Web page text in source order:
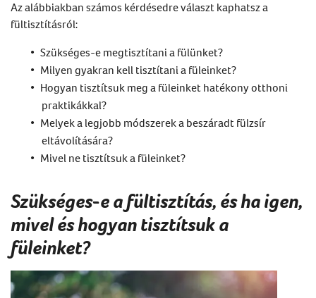
Az alábbiakban számos kérdésedre választ kaphatsz a
fültisztításról:
Szükséges-e megtisztítani a fülünket?
Milyen gyakran kell tisztítani a füleinket?
Hogyan tisztítsuk meg a füleinket hatékony otthoni
praktikákkal?
Melyek a legjobb módszerek a beszáradt fülzsír
eltávolítására?
Mivel ne tisztítsuk a füleinket?
Szükséges-e a fültisztítás, és ha igen,
mivel és hogyan tisztítsuk a
füleinket?